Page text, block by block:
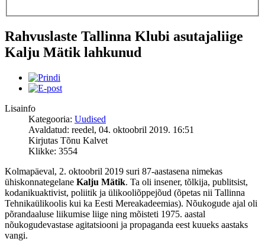
Rahvuslaste Tallinna Klubi asutajaliige
Kalju Mätik lahkunud
Lisainfo
Kategooria: Uudised
Avaldatud: reedel, 04. oktoobril 2019. 16:51
Kirjutas Tõnu Kalvet
Klikke: 3554
Kolmapäeval, 2. oktoobril 2019 suri 87-aastasena nimekas
ühiskonnategelane Kalju Mätik. Ta oli insener, tõlkija, publitsist,
kodanikuaktivist, poliitik ja ülikooliõppejõud (õpetas nii Tallinna
Tehnikaülikoolis kui ka Eesti Mereakadeemias). Nõukogude ajal oli
põrandaaluse liikumise liige ning mõisteti 1975. aastal
nõukogudevastase agitatsiooni ja propaganda eest kuueks aastaks
vangi.